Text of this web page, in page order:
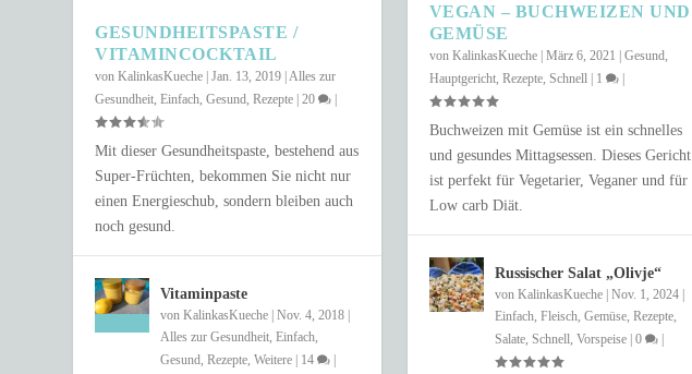
SCHNELLER COUSCOUS-SALAT IN NUR 15 MINUTEN
GESUNDHEITSPASTE /
VITAMINCOCKTAIL
vonKalinkasKueche |Jan. 13, 2019 |Alles zur
Gesundheit,Einfach,Gesund,Rezepte |20 |
Mit dieser Gesundheitspaste, bestehend aus
Super-Früchten, bekommen Sie nicht nur
einen Energieschub, sondern bleiben auch
noch gesund.
Vitaminpaste
vonKalinkasKueche |Nov. 4, 2018 |
Alles zur Gesundheit,Einfach,
Gesund,Rezepte,Weitere | 14 |
VEGAN – BUCHWEIZEN UND
GEMÜSE
von KalinkasKueche| März 6, 2021 Gesund,
Hauptgericht, Rezepte, Schnell| 1 |
Buchweizen mit Gemüse ist ein schnelles
und gesundes Mittagsessen. Dieses Gericht
ist perfekt für Vegetarier, Veganer und für
Low carb Diät.
Russischer Salat „Olivje“
von KalinkasKueche| Nov. 1, 2024|
Einfach, Fleisch, Gemüse, Rezepte,
Salate, Schnell, Vorspeise| 0 |